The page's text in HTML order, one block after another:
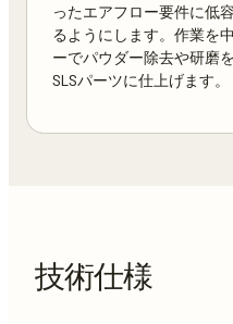
ったエアフロー要件に低
るようにします。作業を
ーでパウダー除去や研磨
SLSパーツに仕上げます。
技術仕様